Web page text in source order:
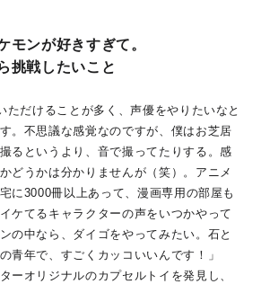
モンが好きすぎて。
挑戦したいこと
ただけることが多く、声優をやりたいなと
。不思議な感覚なのですが、僕はお芝居
るというより、音で撮ってたりする。感
どうかは分かりませんが（笑）。アニメ
に3000冊以上あって、漫画専用の部屋も
ケてるキャラクターの声をいつかやって
の中なら、ダイゴをやってみたい。石と
青年で、すごくカッコいいんです！」
ーオリジナルのカプセルトイを発見し、